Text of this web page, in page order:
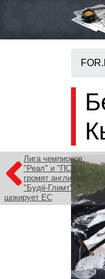
Лига чемпионов:
"Реал" и "ПСЖ"
громят англичан,
"Будё-Глимт"
шокирует ЕС